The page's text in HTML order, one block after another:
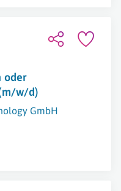
oder
w/d)
GmbH